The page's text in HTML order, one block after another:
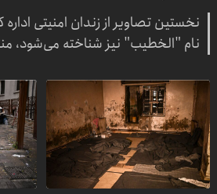
نخستین تصاویر از زندان امنیتی
نام "الخطیب" نیز شناخته می‌شود،